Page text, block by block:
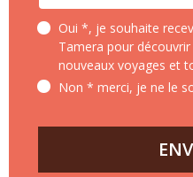
Oui *, je souhaite
Tamera pour
nouveaux voyages et
Non * merci, je ne le